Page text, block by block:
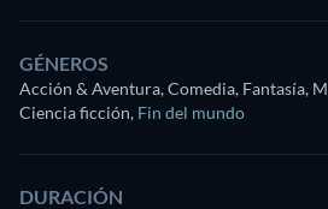
GÉNEROS
Acción & Aventura, Comedia, Fantasía,
Ciencia ficción, Fin del mundo
DURACIÓN